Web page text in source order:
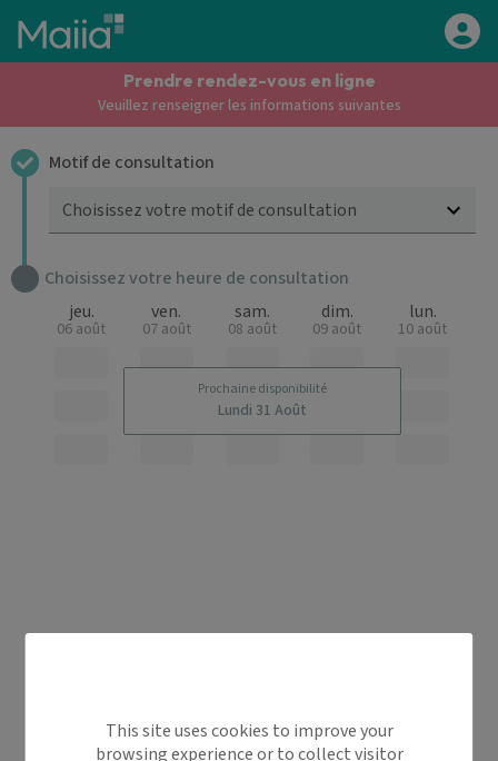
Aller au contenu principal
Prendre rendez-vous en ligne
Veuillez renseigner les informations suivantes
Motif de consultation
Choisissez votre motif de consultation
Choisissez votre heure de consultation
Prochaine disponibilité
Lundi 31 Août
jeu.
06 août
ven.
07 août
sam.
08 août
dim.
09 août
lun.
10 août
This site uses cookies to improve your
browsing experience or to collect visitor